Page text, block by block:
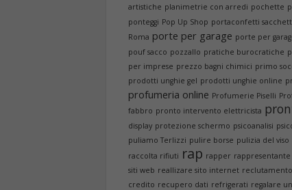
artistiche planimetrie con arredi pochette
ponteggi Pop Up Shop portaconfetti
Roma porte per garage porte per
pouf sacco pozzallo pratiche burocratiche
per imprese prezzo bagni chimici primo
prodotti unghie gel prodotti unghie online
profumeria online Profumerie Piselli
fabbro pronto intervento elettricista
display protezione schermo psicoanalisi
puliamo Terlizzi pulire borse pulizia del viso
raccolta rifiuti rap rapper rappresentante
siti web reallizare sito internet
credito recupero dati refrigerati regalare